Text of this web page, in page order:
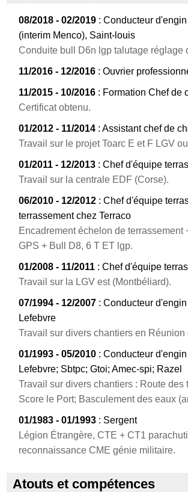
08/2018 - 02/2019 : Conducteur
(interim Menco), Saint-louis
Conduite bull D6n lgp talutage réglage
11/2016 - 12/2016 : Ouvrier
11/2015 - 10/2016 : Formation Chef de
Certificat obtenu.
01/2012 - 11/2014 : Assistant chef de
Travail sur le projet Toarc E et F LGV
01/2011 - 12/2013 : Chef d'équipe
Travail sur la centrale EDF (Corse).
06/2010 - 12/2012 : Chef d'équipe
terrassement chez Terraco
Encadrement échelon de
GPS + Bull D8, 6 T ET lgp.
01/2008 - 11/2011 : Chef d'équipe
Travail sur la LGV est (Montbéliard).
07/1994 - 12/2007 : Conducteur
Lefebvre
Travail sur divers chantiers en Réunion
01/1993 - 05/2010 : Conducteur
Lefebvre; Sbtpc; Gtoi; Amec-spi; Razel
Travail sur divers chantiers : Route
Score le Port; Basculement des eaux
01/1983 - 01/1993 : Sergent
Légion Étrangère, CTE + CT1
reconnaissance CME génie militaire.
Atouts et compétences